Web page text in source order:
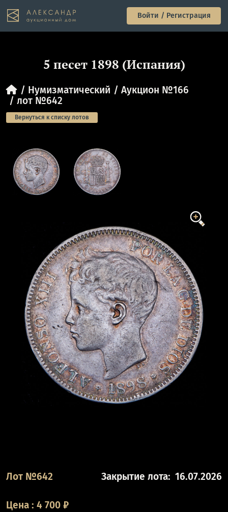
Войти / Регистрация
5 песет 1898 (Испания)
Нумизматический
Аукцион №166
лот №642
Вернуться к списку лотов
Лот №642 Закрытие лота: 16.07.2026
Цена : 4 700 ₽